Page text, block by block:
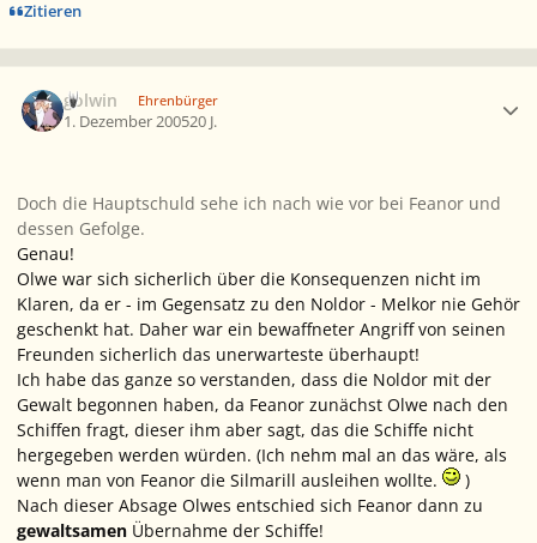
Zitieren
golwin Ehrenbürger
1. Dezember 200520 J.
Doch die Hauptschuld sehe ich nach wie vor bei Feanor und
dessen Gefolge.
Genau!
Olwe war sich sicherlich über die Konsequenzen nicht im
Klaren, da er - im Gegensatz zu den Noldor - Melkor nie Gehör
geschenkt hat. Daher war ein bewaffneter Angriff von seinen
Freunden sicherlich das unerwarteste überhaupt!
Ich habe das ganze so verstanden, dass die Noldor mit der
Gewalt begonnen haben, da Feanor zunächst Olwe nach den
Schiffen fragt, dieser ihm aber sagt, das die Schiffe nicht
hergegeben werden würden. (Ich nehm mal an das wäre, als
wenn man von Feanor die Silmarill ausleihen wollte.
)
Nach dieser Absage Olwes entschied sich Feanor dann zu
gewaltsamen Übernahme der Schiffe!